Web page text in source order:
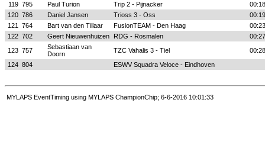
119 795 Paul Turion Trip 2 - Pijnacker
120 786 Daniel Jansen Trioss 3 - Oss
121
764 Bart van den Tillaar FusionTEAM - Den Haag
122 702 Geert Nieuwenhuizen RDG - Rosmalen
123 757
Sebastiaan van
Doorn
TZC Vahalis 3 - Tiel
124 804 ESWV Squadra Veloce - Eindhoven
MYLAPS EventTiming using MYLAPS ChampionChip; 6-6-2016 10:01:33